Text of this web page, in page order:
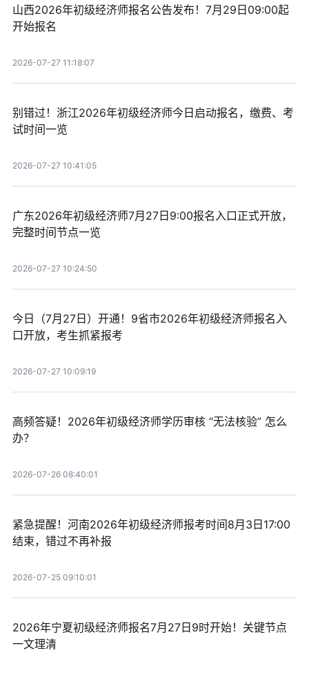
山西2026年初级经济师报名公告发布！7月29日09:00起
开始报名
2026-07-27 11:18:07
别错过！浙江2026年初级经济师今日启动报名，缴费、考
试时间一览
2026-07-27 10:41:05
广东2026年初级经济师7月27日9:00报名入口正式开放，
完整时间节点一览
2026-07-27 10:24:50
今日（7月27日）开通！9省市2026年初级经济师报名入
口开放，考生抓紧报考
2026-07-27 10:09:19
高频答疑！2026年初级经济师学历审核 “无法核验” 怎么
办？
2026-07-26 08:40:01
紧急提醒！河南2026年初级经济师报考时间8月3日17:00
结束，错过不再补报
2026-07-25 09:10:01
2026年宁夏初级经济师报名7月27日9时开始！关键节点
一文理清